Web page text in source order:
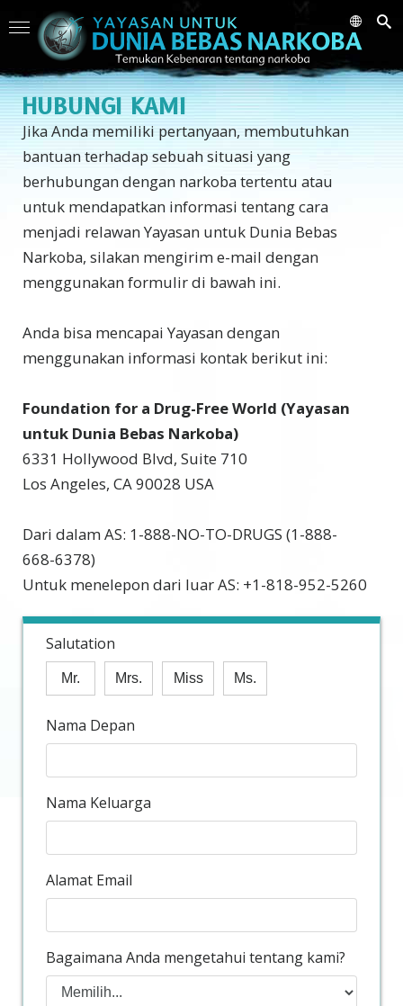
HUBUNGI KAMI
Jika Anda memiliki pertanyaan, membutuhkan
bantuan terhadap sebuah situasi yang
berhubungan dengan narkoba tertentu atau
untuk mendapatkan informasi tentang cara
menjadi relawan Yayasan untuk Dunia Bebas
Narkoba, silakan mengirim e-mail dengan
menggunakan formulir di bawah ini.
Anda bisa mencapai Yayasan dengan
menggunakan informasi kontak berikut ini:
Foundation for a Drug-Free World (Yayasan
untuk Dunia Bebas Narkoba)
6331 Hollywood Blvd, Suite 710
Los Angeles, CA 90028 USA
Dari dalam AS: 1-888-NO-TO-DRUGS (1-888-
668-6378)
Untuk menelepon dari luar AS: +1-818-952-5260
Salutation
Mr. Mrs. Miss Ms.
Nama Depan
Nama Keluarga
Alamat Email
Bagaimana Anda mengetahui tentang kami?